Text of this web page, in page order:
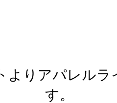
よりアパレルラ
す。